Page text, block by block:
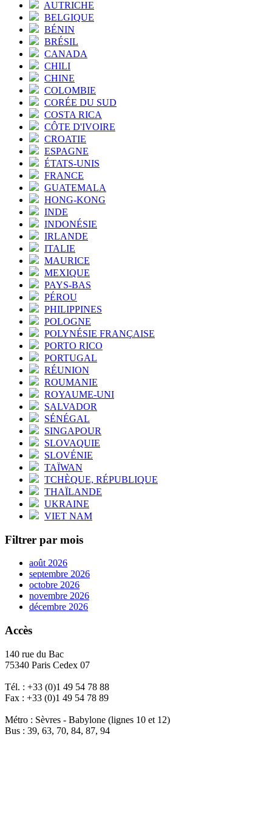
AUTRICHE
BELGIQUE
BÉNIN
BRÉSIL
CANADA
CHILI
CHINE
COLOMBIE
CORÉE DU SUD
COSTA RICA
CÔTE D'IVOIRE
CROATIE
ESPAGNE
ÉTATS-UNIS
FRANCE
GUATEMALA
HONG-KONG
INDE
INDONÉSIE
IRLANDE
ITALIE
MAURICE
MEXIQUE
PAYS-BAS
PÉROU
PHILIPPINES
POLOGNE
POLYNÉSIE FRANÇAISE
PORTO RICO
PORTUGAL
RÉUNION
ROUMANIE
ROYAUME-UNI
SALVADOR
SÉNÉGAL
SINGAPOUR
SLOVAQUIE
SLOVÉNIE
TAÏWAN
TCHÈQUE, RÉPUBLIQUE
THAÏLANDE
UKRAINE
VIET NAM
Filtrer par mois
août 2026
septembre 2026
octobre 2026
novembre 2026
décembre 2026
Accès
140 rue du Bac
75340 Paris Cedex 07
Tél. : +33 (0)1 49 54 78 88
Fax : +33 (0)1 49 54 78 89
Métro : Sèvres - Babylone (lignes 10 et 12)
Bus : 39, 63, 70, 84, 87, 94